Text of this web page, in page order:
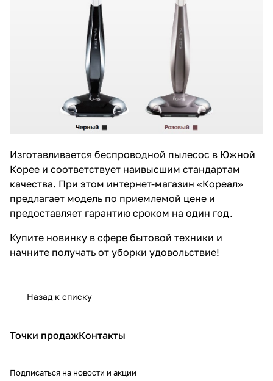
Изготавливается беспроводной пылесос в Южной
Корее и соответствует наивысшим стандартам
качества. При этом интернет-магазин «Кореал»
предлагает модель по приемлемой цене и
предоставляет гарантию сроком на один год.
Купите новинку в сфере бытовой техники и
начните получать от уборки удовольствие!
Назад к списку
Точки продажКонтакты
Подписаться на новости и акции